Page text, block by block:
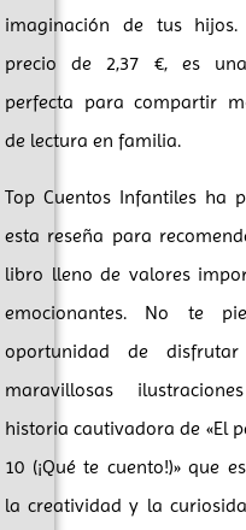
imaginación de tus
precio de 2,37 €, es
perfecta para compartir
de lectura en familia.
Top Cuentos Infantiles ha
esta reseña para
libro lleno de valores
emocionantes. No te
oportunidad de
maravillosas
historia cautivadora de «El
10 (¡Qué te cuento!)» que
la creatividad y la